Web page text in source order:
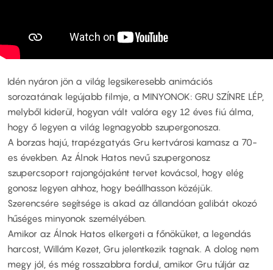
Idén nyáron jön a világ legsikeresebb animációs
sorozatának legújabb filmje, a MINYONOK: GRU SZÍNRE LÉP,
melyből kiderül, hogyan vált valóra egy 12 éves fiú álma,
hogy ő legyen a világ legnagyobb szupergonosza.
A borzas hajú, trapézgatyás Gru kertvárosi kamasz a 70-
es években. Az Álnok Hatos nevű szupergonosz
szupercsoport rajongójaként tervet kovácsol, hogy elég
gonosz legyen ahhoz, hogy beállhasson közéjük.
Szerencsére segítsége is akad az állandóan galibát okozó
hűséges minyonok személyében.
Amikor az Álnok Hatos elkergeti a főnöküket, a legendás
harcost, Willám Kezet, Gru jelentkezik tagnak. A dolog nem
megy jól, és még rosszabbra fordul, amikor Gru túljár az